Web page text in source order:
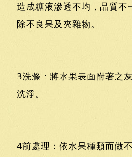
造成糖液滲透不均，品質不
除不良果及夾雜物。
3洗滌：將水果表面附著之
洗淨。
4前處理：依水果種類而做